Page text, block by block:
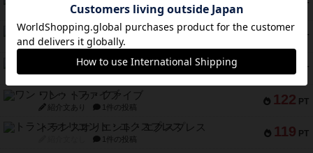
PT
紹介文なし 2件の投稿
170 PT
マーケットフレッシュ
紹介文あり 1件の投稿
PT
ファイアー・ブルズ / 火牛陣
紹介文なし 1件の投稿
122 PT
ワン・トゥ・ファイブ
紹介文あり 1件の投稿
119 PT
トランスオリエント・エクスプレス
1件の投稿